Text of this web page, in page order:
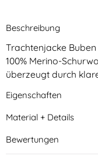
Beschreibung
Trachtenjacke
100% Merino-
überzeugt durch
Eigenschaften
Material + Details
Bewertungen